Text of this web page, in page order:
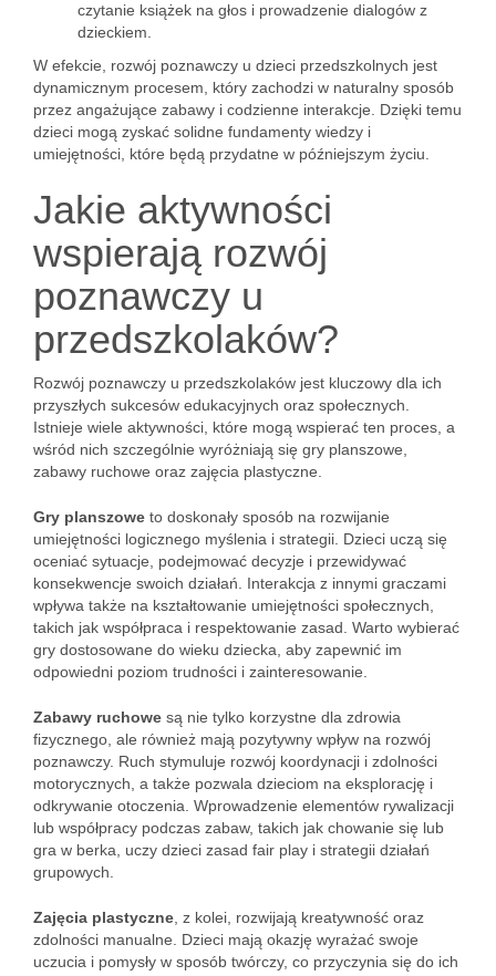
czytanie książek na głos i prowadzenie dialogów z
dzieckiem.
W efekcie, rozwój poznawczy u dzieci przedszkolnych jest
dynamicznym procesem, który zachodzi w naturalny sposób
przez angażujące zabawy i codzienne interakcje. Dzięki temu
dzieci mogą zyskać solidne fundamenty wiedzy i
umiejętności, które będą przydatne w późniejszym życiu.
Jakie aktywności
wspierają rozwój
poznawczy u
przedszkolaków?
Rozwój poznawczy u przedszkolaków jest kluczowy dla ich
przyszłych sukcesów edukacyjnych oraz społecznych.
Istnieje wiele aktywności, które mogą wspierać ten proces, a
wśród nich szczególnie wyróżniają się gry planszowe,
zabawy ruchowe oraz zajęcia plastyczne.
Gry planszowe to doskonały sposób na rozwijanie
umiejętności logicznego myślenia i strategii. Dzieci uczą się
oceniać sytuacje, podejmować decyzje i przewidywać
konsekwencje swoich działań. Interakcja z innymi graczami
wpływa także na kształtowanie umiejętności społecznych,
takich jak współpraca i respektowanie zasad. Warto wybierać
gry dostosowane do wieku dziecka, aby zapewnić im
odpowiedni poziom trudności i zainteresowanie.
Zabawy ruchowe są nie tylko korzystne dla zdrowia
fizycznego, ale również mają pozytywny wpływ na rozwój
poznawczy. Ruch stymuluje rozwój koordynacji i zdolności
motorycznych, a także pozwala dzieciom na eksplorację i
odkrywanie otoczenia. Wprowadzenie elementów rywalizacji
lub współpracy podczas zabaw, takich jak chowanie się lub
gra w berka, uczy dzieci zasad fair play i strategii działań
grupowych.
Zajęcia plastyczne , z kolei, rozwijają kreatywność oraz
zdolności manualne. Dzieci mają okazję wyrażać swoje
uczucia i pomysły w sposób twórczy, co przyczynia się do ich